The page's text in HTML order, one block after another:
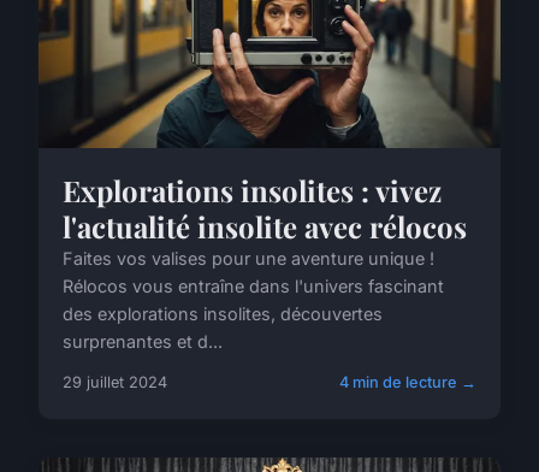
Explorations insolites : vivez
l'actualité insolite avec rélocos
Faites vos valises pour une aventure unique !
Rélocos vous entraîne dans l'univers fascinant
des explorations insolites, découvertes
surprenantes et d...
29 juillet 2024 4 min de lecture →